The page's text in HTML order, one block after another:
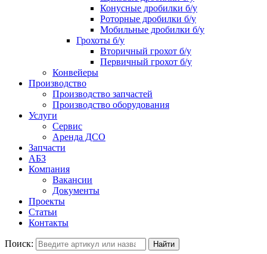
Конусные дробилки б/у
Роторные дробилки б/у
Мобильные дробилки б/у
Грохоты б/у
Вторичный грохот б/у
Первичный грохот б/у
Конвейеры
Производство
Производство запчастей
Производство оборудования
Услуги
Сервис
Аренда ДСО
Запчасти
АБЗ
Компания
Вакансии
Документы
Проекты
Статьи
Контакты
Поиск: